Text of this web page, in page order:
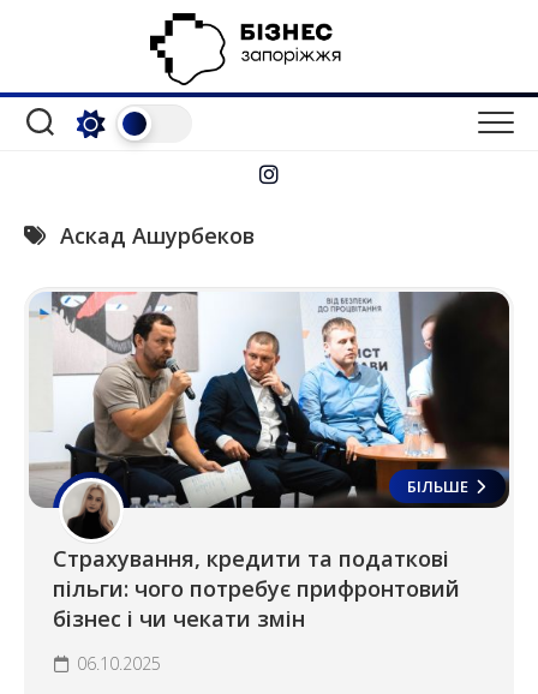
Аскад Ашурбеков
БІЛЬШЕ
Страхування, кредити та податкові
пільги: чого потребує прифронтовий
бізнес і чи чекати змін
06.10.2025